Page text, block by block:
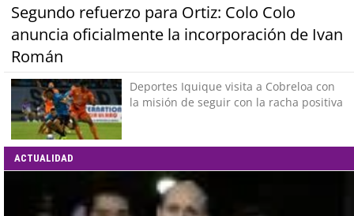
Segundo refuerzo para Ortiz: Colo Colo
anuncia oficialmente la incorporación de Ivan
Román
Deportes Iquique visita a Cobreloa con
la misión de seguir con la racha positiva
ACTUALIDAD